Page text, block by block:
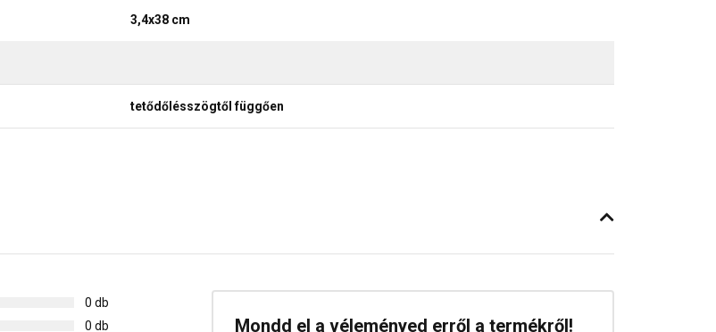
3,4x38 cm
tetődőlésszögtől függően
0 db
0 db Mondd el a véleményed erről a termékről!